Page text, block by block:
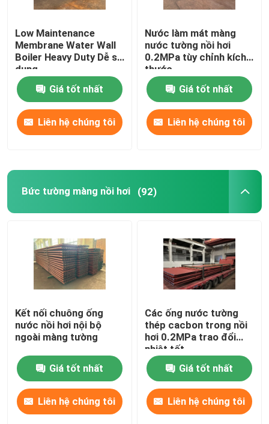
Ống nồi hơi liền mạch
ống không gỉ liền mạch
Máy tách lốc xoáy công nghiệp
Low Maintenance
Membrane Water Wall
Boiler Heavy Duty Dễ sử
dụng
Giá tốt nhất
Liên hệ chúng tôi
Nước làm mát màng
nước tường nồi hơi
0.2MPa tùy chỉnh kích
thước
Giá tốt nhất
Liên hệ chúng tôi
Bức tường màng nồi hơi (92)
Kết nối chuông ống
nước nồi hơi nội bộ
ngoài màng tường
Giá tốt nhất
Liên hệ chúng tôi
Các ống nước tường
thép cacbon trong nồi
hơi 0.2MPa trao đổi
nhiệt tốt
Giá tốt nhất
Liên hệ chúng tôi